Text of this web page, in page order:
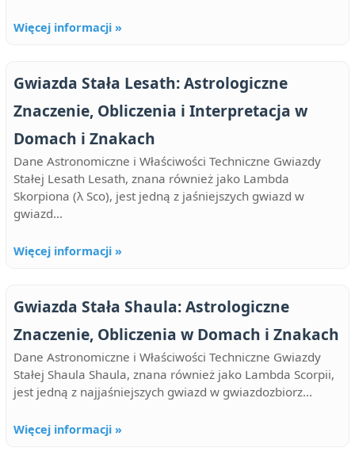
Więcej informacji »
Gwiazda Stała Lesath: Astrologiczne
Znaczenie, Obliczenia i Interpretacja w
Domach i Znakach
Dane Astronomiczne i Właściwości Techniczne Gwiazdy
Stałej Lesath Lesath, znana również jako Lambda
Skorpiona (λ Sco), jest jedną z jaśniejszych gwiazd w
gwiazd...
Więcej informacji »
Gwiazda Stała Shaula: Astrologiczne
Znaczenie, Obliczenia w Domach i Znakach
Dane Astronomiczne i Właściwości Techniczne Gwiazdy
Stałej Shaula Shaula, znana również jako Lambda Scorpii,
jest jedną z najjaśniejszych gwiazd w gwiazdozbiorz...
Więcej informacji »